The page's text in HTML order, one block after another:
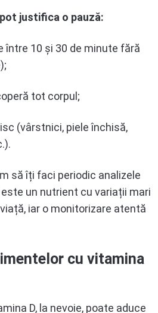
justifica o pauză:
între 10 și 30 de minute fără
tot corpul;
(vârstnici, piele închisă,
să îți faci periodic analizele
un nutrient cu variații mari
iar o monitorizare atentă
cu vitamina
D, la nevoie, poate aduce